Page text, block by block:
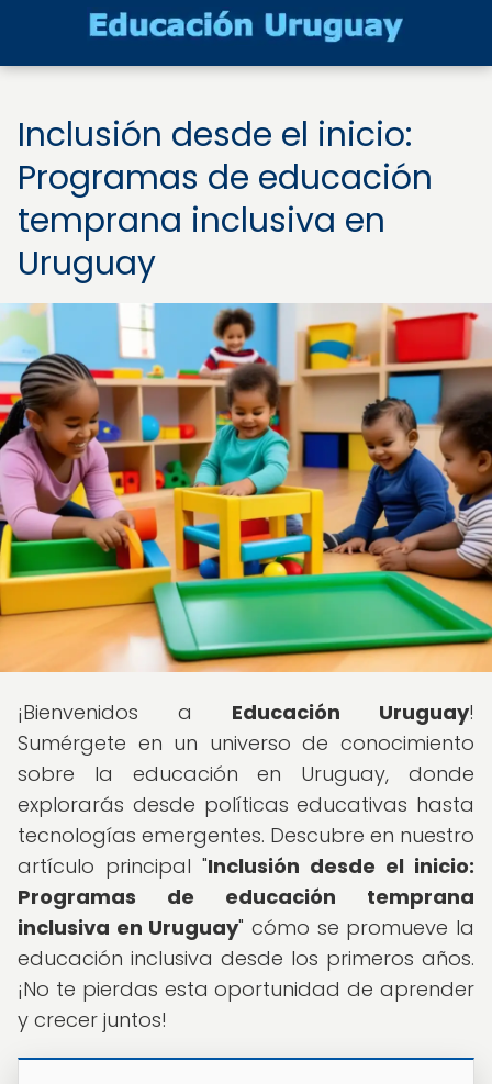
Inclusión desde el inicio:
Programas de educación
temprana inclusiva en
Uruguay
¡Bienvenidos a Educación Uruguay!
Sumérgete en un universo de conocimiento
sobre la educación en Uruguay, donde
explorarás desde políticas educativas hasta
tecnologías emergentes. Descubre en nuestro
artículo principal "Inclusión desde el inicio:
Programas de educación temprana
inclusiva en Uruguay" cómo se promueve la
educación inclusiva desde los primeros años.
¡No te pierdas esta oportunidad de aprender
y crecer juntos!